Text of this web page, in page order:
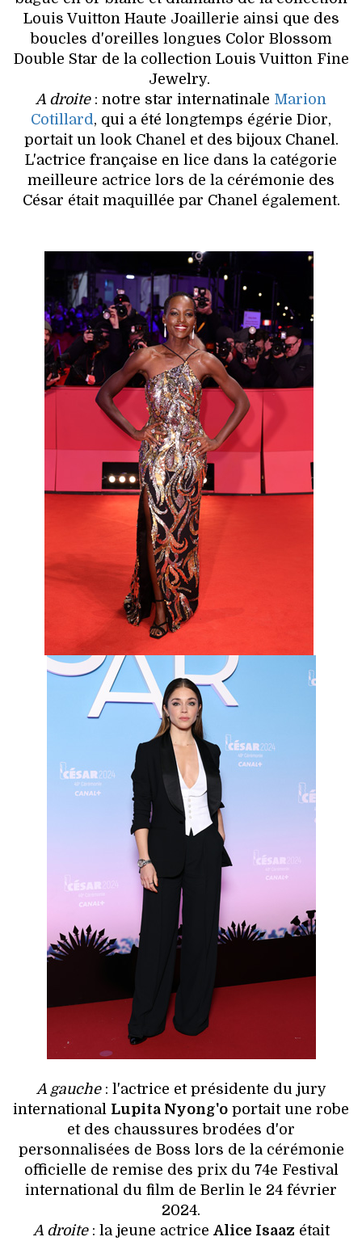
Louis Vuitton Haute Joaillerie ainsi que des
boucles d'oreilles longues Color Blossom
Double Star de la collection Louis Vuitton Fine
Jewelry.
A droite: notre star internatinale Marion
Cotillard , qui a été longtemps égérie Dior,
portait un look Chanel et des bijoux Chanel.
L'actrice française en lice dans la catégorie
meilleure actrice lors de la cérémonie des
César était maquillée par Chanel également.
A gauche: l'actrice et présidente du jury
international Lupita Nyong'o portait une robe
et des chaussures brodées d'or
personnalisées de Boss lors de la cérémonie
officielle de remise des prix du 74e Festival
international du film de Berlin le 24 février
2024.
A droite: la jeune actrice Alice Isaaz était